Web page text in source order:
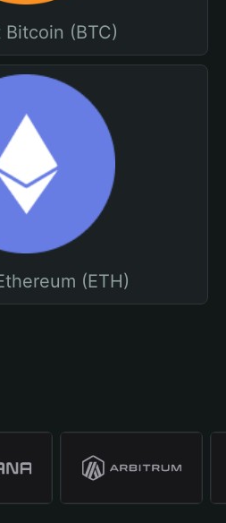
Bitcoin (BTC)
(ETH)